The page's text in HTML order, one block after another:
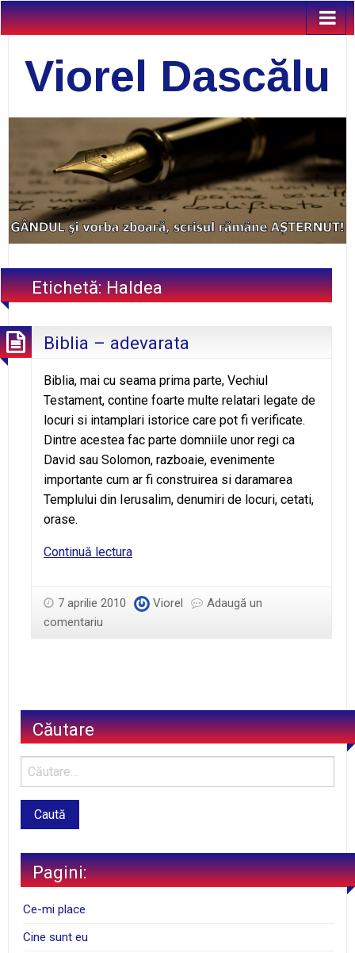
Viorel Dascălu
Etichetă:Haldea
Biblia – adevarata
Biblia, mai cu seama prima parte, Vechiul
Testament, contine foarte multe relatari legate de
locuri si intamplari istorice care pot fi verificate.
Dintre acestea fac parte domniile unor regi ca
David sau Solomon, razboaie, evenimente
importante cum ar fi construirea si daramarea
Templului din Ierusalim, denumiri de locuri, cetati,
orase.
Continuă lecturaBiblia
7 aprilie 2010 Viorel
Adaugă un
comentariu
Căutare
Pagini:
Ce-mi place
Cine sunt eu